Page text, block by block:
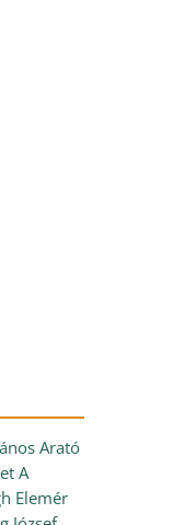
Arató
A
Elemér